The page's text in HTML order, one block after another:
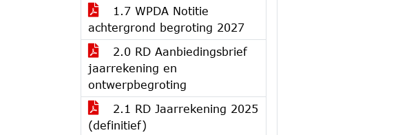
1.7 WPDA Notitie
achtergrond begroting 2027
2.0 RD Aanbiedingsbrief
jaarrekening en
ontwerpbegroting
2.1 RD Jaarrekening 2025
(definitief)